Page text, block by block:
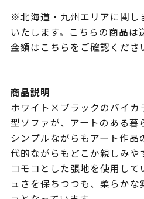
※北海道・九州エリアに関し
いたします。こちらの商品は
金額はこちらをご確認くださ
商品説明
ホワイト×ブラックのバイカ
型ソファが、アートのある暮
シンプルながらもアート作
代的ながらもどこか親しみや
コモコとした張地を使用し
ュさを保ちつつも、柔らか